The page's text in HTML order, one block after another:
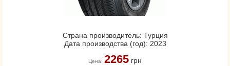
Страна производитель: Турция
Дата производства (год): 2023
Цена: 2265грн